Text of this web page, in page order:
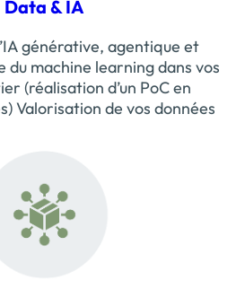
Data & IA
générative, agentique et
du machine learning dans vos
(réalisation d’un PoC en
Valorisation de vos données